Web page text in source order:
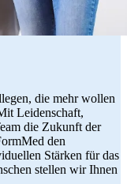
die mehr wollen
Leidenschaft,
die Zukunft der
den
Stärken für das
stellen wir Ihnen